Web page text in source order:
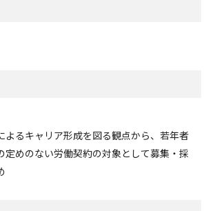
よるキャリア形成を図る観点から、若年者
定めのない労働契約の対象として募集・採